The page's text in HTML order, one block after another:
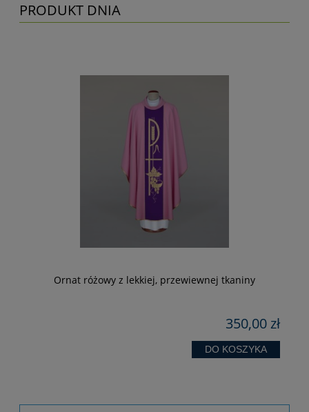
PRODUKT DNIA
Ornat różowy z lekkiej, przewiewnej tkaniny
350,00 zł
DO KOSZYKA